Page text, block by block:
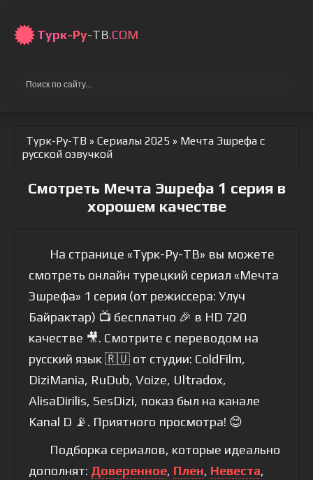
Турк-Ру-ТВ.COM
Турк-Ру-ТВ » Сериалы 2025 » Мечта Эшрефа с
русской озвучкой
Смотреть Мечта Эшрефа 1 серия в
хорошем качестве
На странице «Турк-Ру-ТВ» вы можете
смотреть онлайн турецкий сериал «Мечта
Эшрефа» 1 серия (от режиссера: Улуч
Байрактар) 📺 бесплатно 🎉 в HD 720
качестве 🎥. Смотрите с переводом на
русский язык 🇷🇺 от студии: ColdFilm,
DiziMania, RuDub, Voize, Ultradox,
AlisaDirilis, SesDizi, показ был на канале
Kanal D 📡. Приятного просмотра! 😊
Подборка сериалов, которые идеально
дополнят: Доверенное, Плен, Невеста,